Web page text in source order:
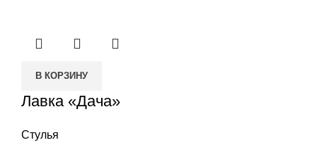
В КОРЗИНУ
Лавка «Дача»
Стулья